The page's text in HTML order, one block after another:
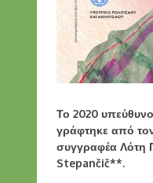
Το 2020
γράφτηκε από
συγγραφέα Λότη
Stepančič**.